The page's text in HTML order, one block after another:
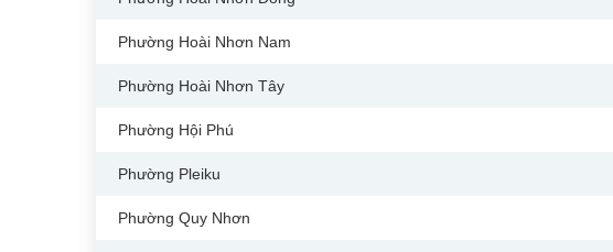
Phường Hoài Nhơn Nam
Phường Hoài Nhơn Tây
Phường Hội Phú
Phường Pleiku
Phường Quy Nhơn